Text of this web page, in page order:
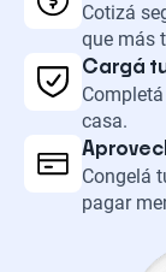
Cotizá
que más
Cargá
casa.
Congelá
pagar